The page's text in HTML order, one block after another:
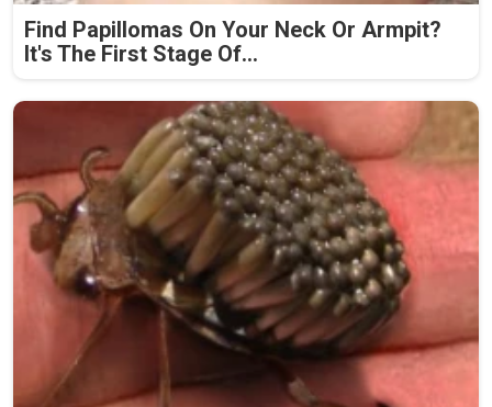
Find Papillomas On Your Neck Or Armpit?
It's The First Stage Of...